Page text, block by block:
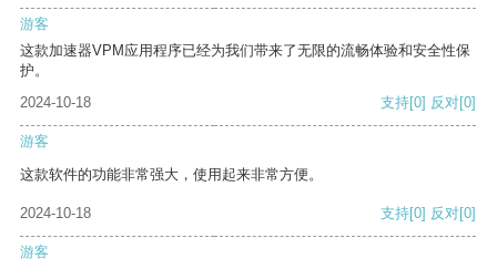
游客
这款加速器VPM应用程序已经为我们带来了无限的流畅体验和安全性保
护。
2024-10-18
支持[0] 反对[0]
游客
这款软件的功能非常强大，使用起来非常方便。
2024-10-18 支持[0] 反对[0]
游客